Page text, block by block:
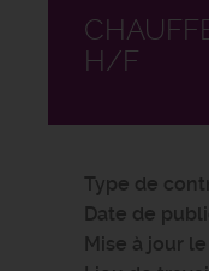
H/F
Type de
Date de
Mise à jour le